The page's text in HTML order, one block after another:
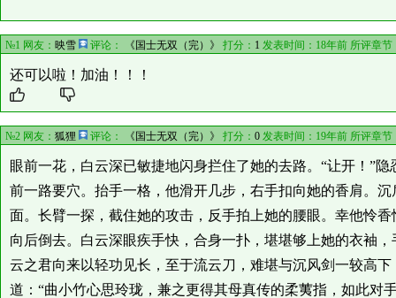
№1 网友： 映雪 评论： 《国士无双（完）》 打分： 1 发表时间：18年前 所评章节
还可以啦！加油！！！
№2 网友： 狐狸 评论： 《国士无双（完）》 打分： 0发表时间：19年前 所评章节
眼前一花，白云深已敏捷地闪身拦住了她的去路。“让开！”
前一路要穴。抬手一格，他滑开几步，右手扣向她的香肩。
面。长臂一探，截住她的攻击，反手拍上她的腰眼。幸他怜
向后倒去。白云深眼疾手快，合身一扑，堪堪够上她的衣袖
云之君向来以轻功见长，至于流云刀，难堪与沉风剑一较高
道：“曲小竹心思玲珑，兼之更得其母真传的柔荑指，如此对